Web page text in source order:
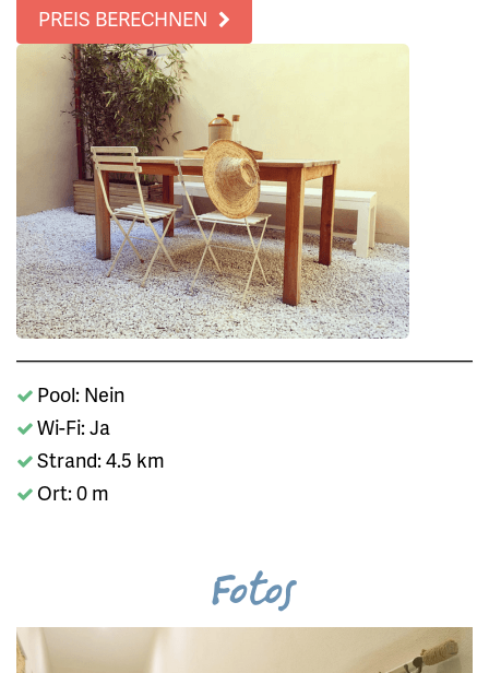
PREIS BERECHNEN
Pool: Nein
Wi-Fi: Ja
Strand: 4.5 km
Ort: 0 m
Fotos